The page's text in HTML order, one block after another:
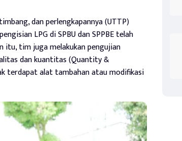
dan perlengkapannya (UTTP)
LPG di SPBU dan SPPBE telah
itu, tim juga melakukan pengujian
dan kuantitas (Quantity &
terdapat alat tambahan atau modifikasi